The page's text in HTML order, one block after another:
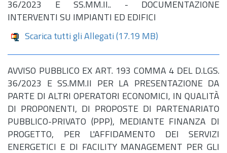
36/2023 E SS.MM.II.. - DOCUMENTAZIONE
INTERVENTI SU IMPIANTI ED EDIFICI
Scarica tutti gli Allegati (17.19 MB)
AVVISO PUBBLICO EX ART. 193 COMMA 4 DEL D.LGS.
36/2023 E SS.MM.II PER LA PRESENTAZIONE DA
PARTE DI ALTRI OPERATORI ECONOMICI, IN QUALITÀ
DI PROPONENTI, DI PROPOSTE DI PARTENARIATO
PUBBLICO-PRIVATO (PPP), MEDIANTE FINANZA DI
PROGETTO, PER L'AFFIDAMENTO DEI SERVIZI
ENERGETICI E DI FACILITY MANAGEMENT PER GLI